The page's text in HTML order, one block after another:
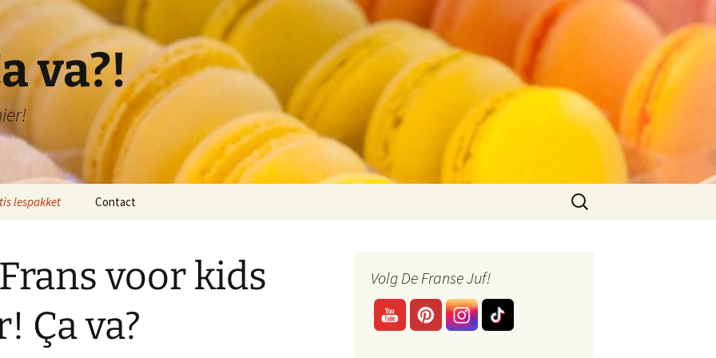
va?!
lespakket
Bonjour!
2: Je me présente!
3: Je compte de 1-20
Contact
Zoeken
naar:
voor kids
Ça va?
Volg De Franse Juf!